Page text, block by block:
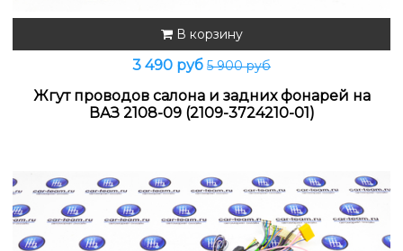
В корзину
3 490 руб 5 900 руб
Жгут проводов салона и задних фонарей на
ВАЗ 2108-09 (2109-3724210-01)